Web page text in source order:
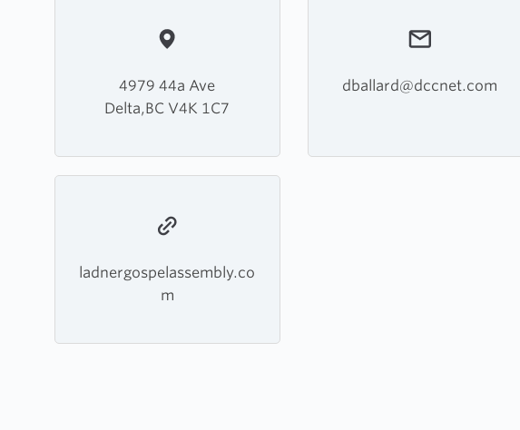
4979 44a Ave
Delta,BC V4K 1C7
dballard@dccnet.com
ladnergospelassembly.co
m